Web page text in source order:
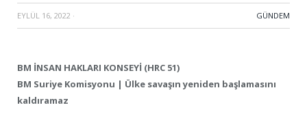
EYLÜL 16, 2022 · GÜNDEM
BM İNSAN HAKLARI KONSEYİ (HRC 51)
BM Suriye Komisyonu | Ülke savaşın yeniden başlamasını
kaldıramaz